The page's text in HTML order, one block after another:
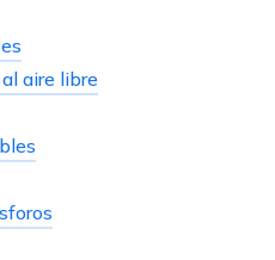
aire libre